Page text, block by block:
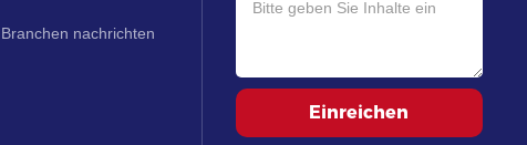
Branchen nachrichten
Einreichen